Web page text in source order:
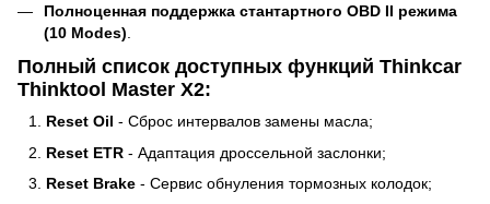
Полноценная поддержка стантартного OBD II режима
(10 Modes)
Полный список доступных функций Thinkcar
Thinktool Master X2:
Reset Oil - Сброс интервалов замены масла;
Reset ETR - Адаптация дроссельной заслонки;
Reset Brake - Сервис обнуления тормозных колодок;